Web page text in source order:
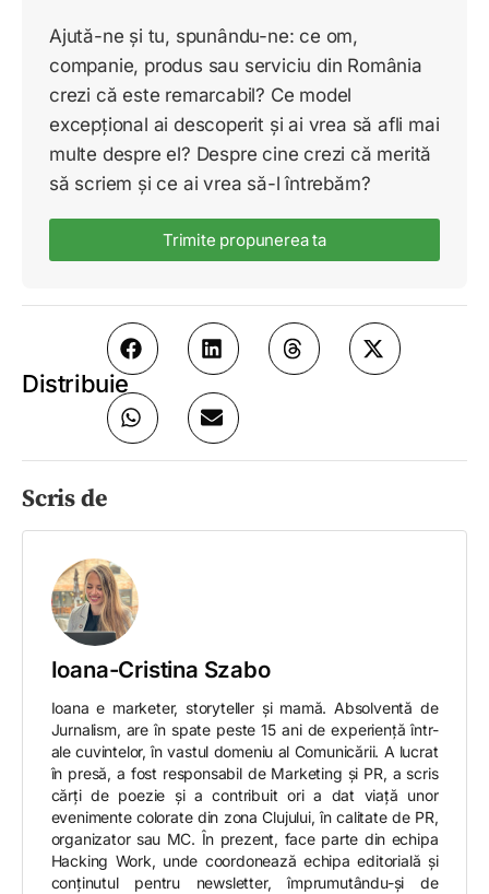
Ajută-ne și tu, spunându-ne: ce om,
companie, produs sau serviciu din România
crezi că este remarcabil? Ce model
excepțional ai descoperit și ai vrea să afli mai
multe despre el? Despre cine crezi că merită
să scriem și ce ai vrea să-l întrebăm?
Trimite propunerea ta
Distribuie
Scris de
Ioana-Cristina Szabo
Ioana e marketer, storyteller și mamă. Absolventă de
Jurnalism, are în spate peste 15 ani de experiență într-
ale cuvintelor, în vastul domeniu al Comunicării. A lucrat
în presă, a fost responsabil de Marketing și PR, a scris
cărți de poezie și a contribuit ori a dat viață unor
evenimente colorate din zona Clujului, în calitate de PR,
organizator sau MC. În prezent, face parte din echipa
Hacking Work, unde coordonează echipa editorială și
conținutul pentru newsletter, împrumutându-și de